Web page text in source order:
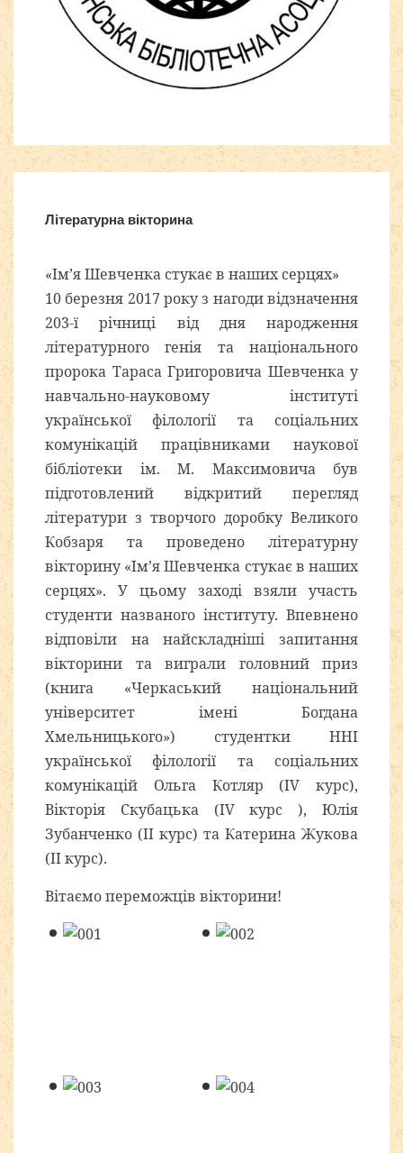
Літературна вікторина
«Ім’я Шевченка стукає в наших серцях»
10 березня 2017 року з нагоди відзначення
203-ї річниці від дня народження
літературного генія та національного
пророка Тараса Григоровича Шевченка у
навчально-науковому інституті
української філології та соціальних
комунікацій працівниками наукової
бібліотеки ім. М. Максимовича був
підготовлений відкритий перегляд
літератури з творчого доробку Великого
Кобзаря та проведено літературну
вікторину «Ім’я Шевченка стукає в наших
серцях». У цьому заході взяли участь
студенти названого інституту. Впевнено
відповіли на найскладніші запитання
вікторини та виграли головний приз
(книга «Черкаський національний
університет імені Богдана
Хмельницького») студентки ННІ
української філології та соціальних
комунікацій Ольга Котляр (ІV курс),
Вікторія Скубацька (ІV курс ), Юлія
Зубанченко (ІІ курс) та Катерина Жукова
(ІІ курс).
Вітаємо переможців вікторини!